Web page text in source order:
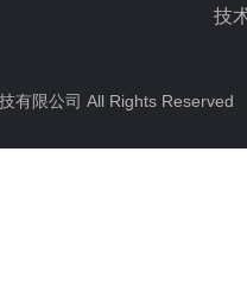
技
有限公司 All Rights